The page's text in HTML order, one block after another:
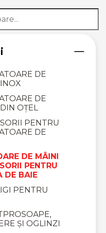
PENTRU
DUȘ
DE BAIE
DE
DE
OȚEL
PENTRU
DE
DE MÂINI
PENTRU
DE BAIE
PENTRU
ȘI OGLINZI